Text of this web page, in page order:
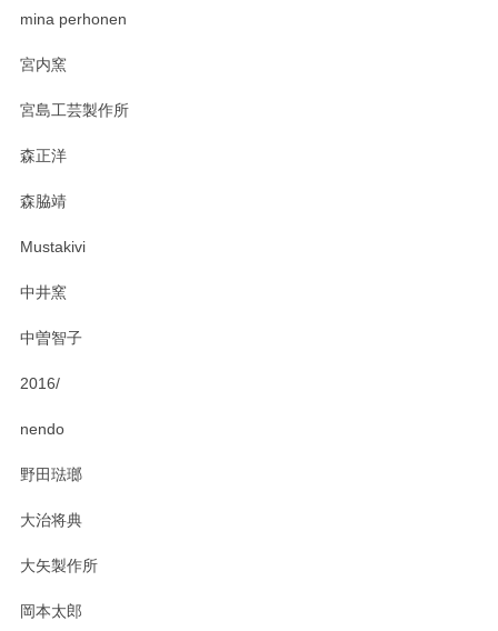
おかけしました。 ありがとうございます。
mina perhonen
宮内窯
宮島工芸製作所
森正洋
森脇靖
Mustakivi
中井窯
中曽智子
2016/
nendo
野田琺瑯
大治将典
大矢製作所
岡本太郎